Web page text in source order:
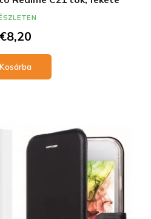
€8,20
Kosárba